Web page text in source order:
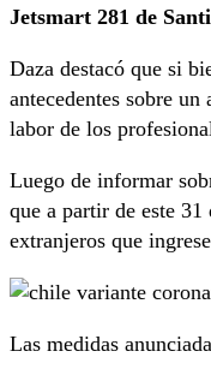
Jetsmart 281 de
Daza destacó que si
antecedentes sobre
labor de los
Luego de informar
que a partir de este
extranjeros que
Las medidas